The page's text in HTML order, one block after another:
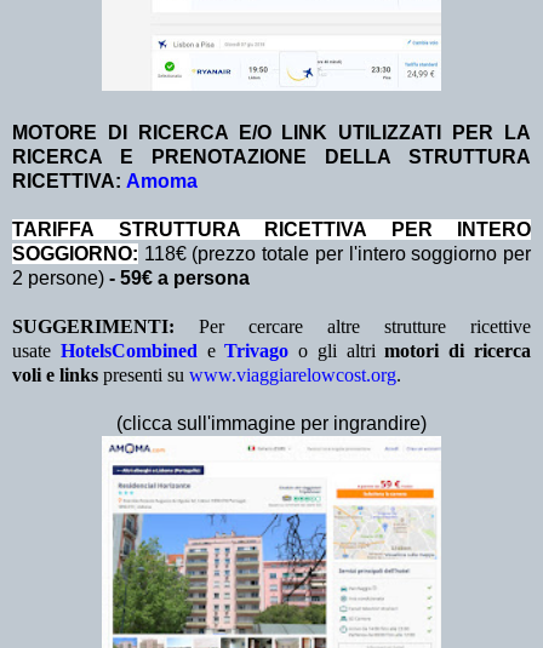
MOTORE DI RICERCA E/O LINK UTILIZZATI PER LA
RICERCA E PRENOTAZIONE DELLA STRUTTURA
RICETTIVA: Amoma
TA RIFFA STRUTTURA RICETTIVA PER INTERO
SOGGIORNO: 118€ (prezzo totale per l'intero soggiorno per
2 persone) - 59€ a persona
SUGGERIMENTI: Per cercare altre strutture ricettive
usate HotelsCombined eTrivago o gli altrimotori di ricerca
voli e links presenti su www.viaggiarelowcost.org.
(clicca sull'immagine per ingrandire)